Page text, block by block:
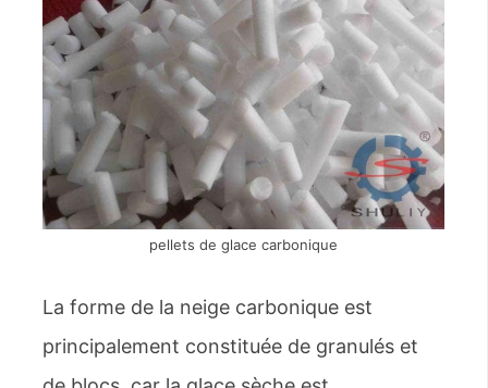
pellets de glace carbonique
La forme de la neige carbonique est
principalement constituée de granulés et